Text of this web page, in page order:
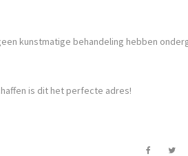
kunstmatige behandeling hebben
is dit het perfecte adres!